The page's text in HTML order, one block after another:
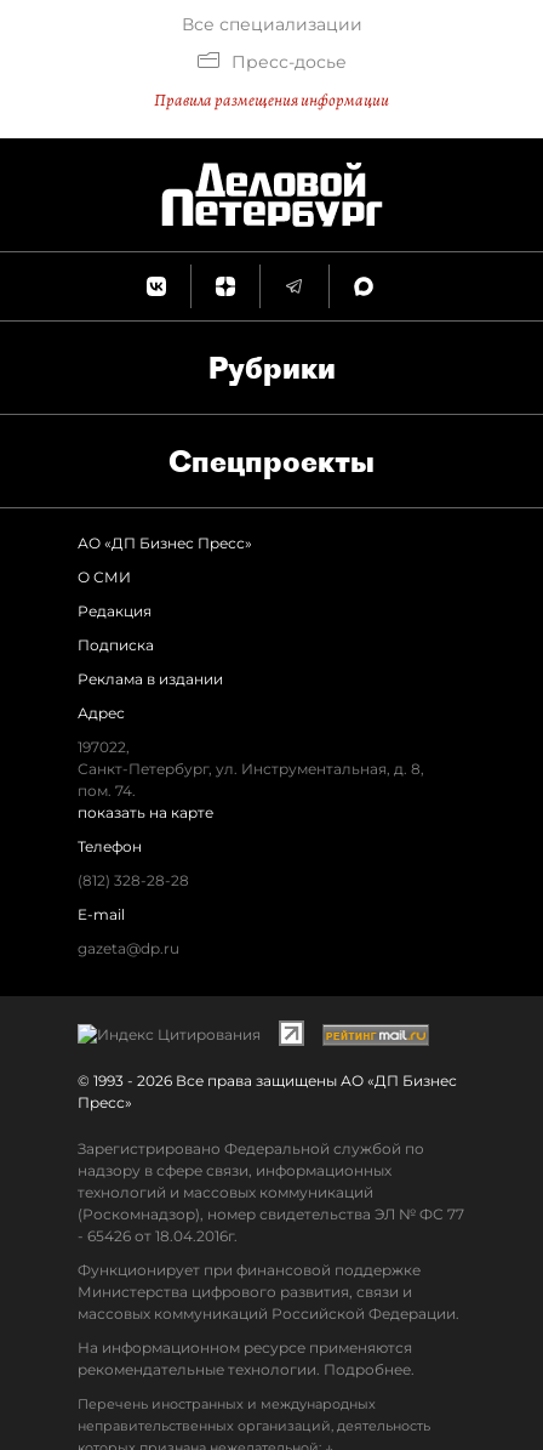
Все специализации
Пресс-досье
Правила размещения информации
Рубрики
Спец­проекты
АО «ДП Бизнес Пресс»
О СМИ
Редакция
Подписка
Реклама в издании
Адрес
197022,
Санкт-Петербург, ул. Инструментальная, д. 8,
пом. 74.
показать на карте
Телефон
(812) 328-28-28
E-mail
gazeta@dp.ru
© 1993 - 2026 Все права защищены АО «ДП Бизнес
Пресс»
Зарегистрировано Федеральной службой по
надзору в сфере связи, информационных
технологий и массовых коммуникаций
(Роскомнадзор), номер свидетельства ЭЛ № ФС 77
- 65426 от 18.04.2016г.
Функционирует при финансовой поддержке
Министерства цифрового развития, связи и
массовых коммуникаций Российской Федерации.
На информационном ресурсе применяются
рекомендательные технологии. Подробнее.
Перечень иностранных и международных
неправительственных организаций, деятельность